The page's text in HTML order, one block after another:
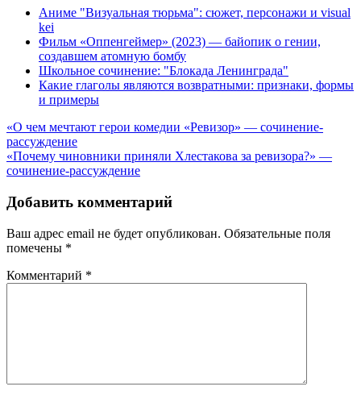
Аниме "Визуальная тюрьма": сюжет, персонажи и visual
kei
Фильм «Оппенгеймер» (2023) — байопик о гении,
создавшем атомную бомбу
Школьное сочинение: "Блокада Ленинграда"
Какие глаголы являются возвратными: признаки, формы
и примеры
Навигация
по
записям
«О чем мечтают герои комедии «Ревизор» — сочинение-
рассуждение
«Почему чиновники приняли Хлестакова за ревизора?» —
сочинение-рассуждение
Добавить комментарий
Ваш адрес email не будет опубликован. Обязательные поля
помечены *
Комментарий *